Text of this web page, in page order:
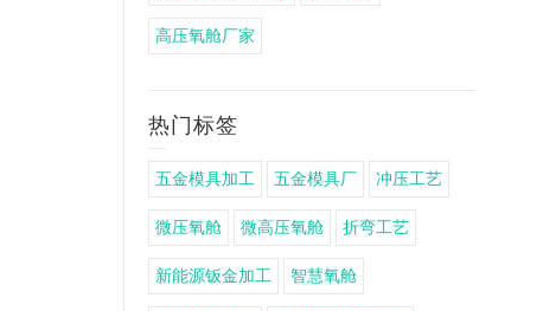
高压氧舱厂家
热门标签
五金模具加工 五金模具厂 冲压工艺
微压氧舱 微高压氧舱 折弯工艺
新能源钣金加工 智慧氧舱